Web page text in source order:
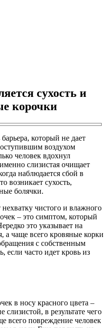
сухость и
корочки
который не дает
воздухом
человек вдохнул
слизистая очищает
наблюдается сбой в
возникает сухость,
болячки.
чистого и влажного
– это симптом, который
это указывает на
а чаще всего кровяные корки
с собственным
если часто идет кровь из
в носу красного цвета –
слизистой, в результате чего
всего повреждение человек